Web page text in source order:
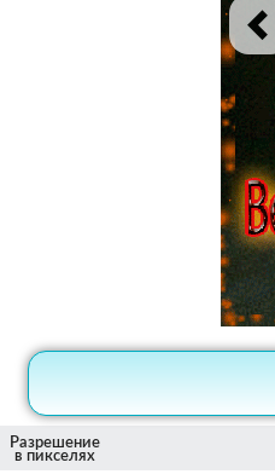
Разрешение
в пикселях